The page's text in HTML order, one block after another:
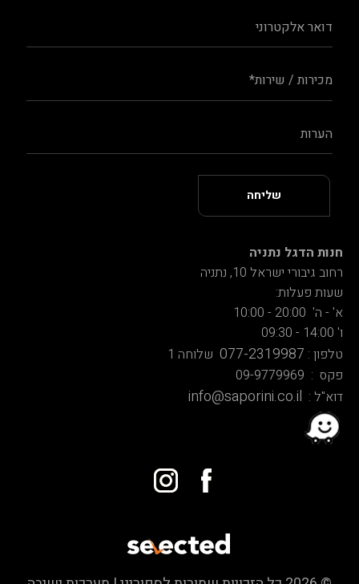
חנות הדגל נתניה
רחוב גיבורי ישראל 10, נתניה
שעות פעלות:
א' - ה' 20:00 - 10:00
ו' 14:00 - 09:30
טלפון : 077-2319987 שלוחה 1
פקס : 09-9779969
דוא"ל : info@saporini.co.il